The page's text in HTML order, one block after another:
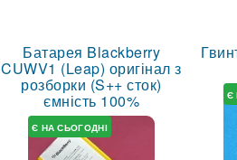
Батарея Blackberry
CUWV1 (Leap) оригінал з
розборки (S++ сток)
ємність 100%
Є НА СЬОГОДНІ
Є